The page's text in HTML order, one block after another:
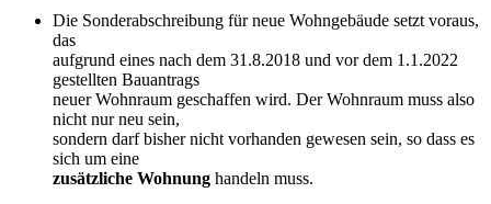
Die Sonderabschreibung für neue Wohngebäude setzt voraus,
das
aufgrund eines nach dem 31.8.2018 und vor dem 1.1.2022
gestellten Bauantrags
neuer Wohnraum geschaffen wird. Der Wohnraum muss also
nicht nur neu sein,
sondern darf bisher nicht vorhanden gewesen sein, so dass es
sich um eine
zusätzliche Wohnung handeln muss.